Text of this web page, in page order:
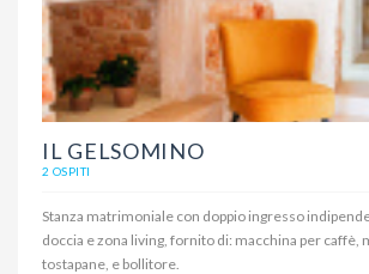
IL GELSOMINO
2 OSPITI
Stanza matrimoniale con doppio ingresso
doccia e zona living, fornito di: macchina per caffè,
tostapane, e bollitore.